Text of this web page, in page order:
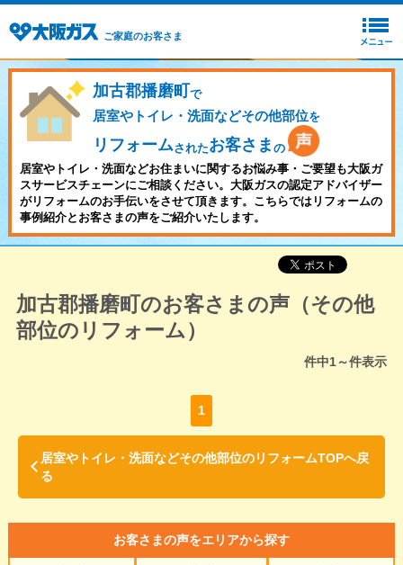
ご家庭のお客さま
加古郡播磨町で
居室やトイレ・洗面などその他部位を
リフォームされたお客さま の
居室やトイレ・洗面などお住まいに関するお悩み事・ご要望も大阪ガ
スサービスチェーンにご相談ください。大阪ガスの認定アドバイザー
がリフォームのお手伝いをさせて頂きます。こちらではリフォームの
事例紹介とお客さまの声をご紹介いたします。
加古郡播磨町のお客さまの声（その他
部位のリフォーム）
件中1～件表示
1
居室やトイレ・洗面などその他部位のリフォームTOPへ戻
る
お客さまの声をエリアから探す